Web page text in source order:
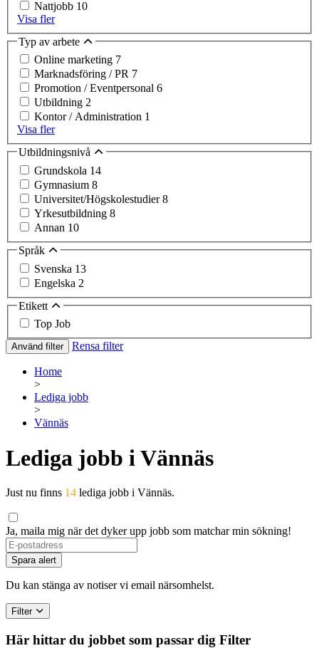
Nattjobb 10
Visa fler
Typ av arbete
Online marketing 7
Marknadsföring / PR 7
Promotion / Eventpersonal 6
Utbildning 2
Kontor / Administration 1
Visa fler
Utbildningsnivå
Grundskola 14
Gymnasium 8
Universitet/Högskolestudier8
Yrkesutbildning 8
Annan 10
Språk
Svenska 13
Engelska 2
Etikett
Top Job
Använd filter Rensa filter
Home
>
Lediga jobb
>
Vännäs
Lediga jobb i Vännäs
Just nu finns 14 lediga jobb i Vännäs.
Ja, maila mig när det dyker upp jobb som matchar min sökning!
Spara alert
Du kan stänga av notiser vi email närsomhelst.
Filter
Här hittar du jobbet som passar dig Filter